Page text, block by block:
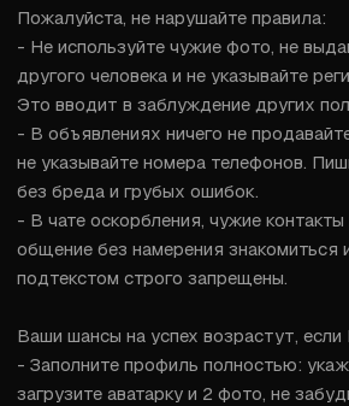
Пожалуйста, не нарушайте правила:
- Не используйте чужие фото, не
другого человека и не указывайте
Это вводит в заблуждение других
- В объявлениях ничего не
не указывайте номера телефонов.
без бреда и грубых ошибок.
- В чате оскорбления, чужие
общение без намерения знакомиться
подтекстом строго запрещены.
Ваши шансы на успех возрастут, если
- Заполните профиль полностью:
загрузите аватарку и 2 фото, не